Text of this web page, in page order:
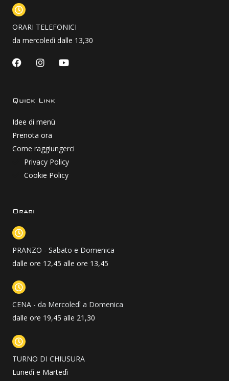
ORARI TELEFONICI
da mercoledì dalle 13,30
F
a
b
o
o
k
I
n
a
a
m
Y
Quick Link
Idee di menù
Prenota ora
Come raggiungerci
Privacy Policy
Cookie Policy
Orari
PRANZO - Sabato e Domenica
dalle ore 12,45 alle ore 13,45
CENA - da Mercoledì a Domenica
dalle ore 19,45 alle 21,30
TURNO DI CHIUSURA
Lunedì e Martedì